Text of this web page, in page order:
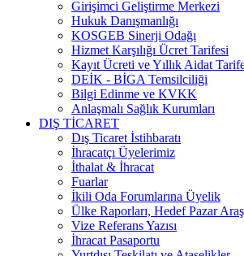
Girişimci Geliştirme Merkezi
Hukuk Danışmanlığı
KOSGEB Sinerji Odağı
Hizmet Karşılığı Ücret Tarifesi
Kayıt Ücreti ve Yıllık Aidat
DEİK - BİGA Temsilciliği
Bilgi Edinme ve KVKK
Anlaşmalı Sağlık Kurumları
DIŞ TİCARET
Dış Ticaret İstihbaratı
İhracatçı Üyelerimiz
İthalat & İhracat
Fuarlar
İkili Oda Forumlarına Üyelik
Ülke Raporları, Hedef Pazar
Vize Referans Yazısı
İhracat Pasaportu